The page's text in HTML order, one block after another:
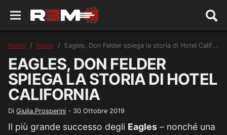
Home News Eagles, Don Felder spiega la storia di Hotel California
EAGLES, DON FELDER
SPIEGA LA STORIA DI HOTEL
CALIFORNIA
Di Giulia.Prosperini - 30 Ottobre 2019
Il più grande successo degli Eagles – nonché una